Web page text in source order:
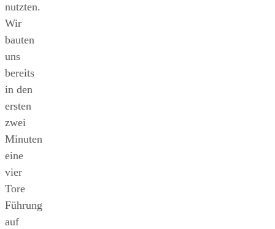
nutzten.
Wir
bauten
uns
bereits
in den
ersten
zwei
Minuten
eine
vier
Tore
Führung
auf